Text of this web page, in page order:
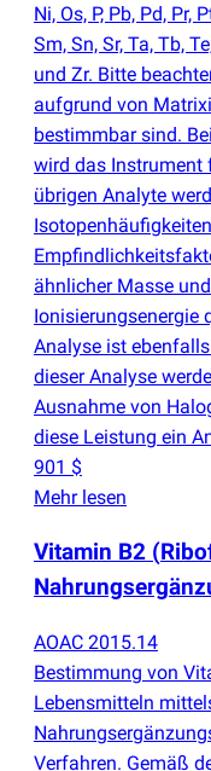
Ni, Os, P, Pb, Pd, Pr,
Sm, Sn, Sr, Ta, Tb,
und Zr. Bitte
aufgrund von
bestimmbar sind.
wird das Instrument
übrigen Analyte
ähnlicher Masse
Ionisierungsenergie
Analyse ist
dieser Analyse
Ausnahme von
diese Leistung ein
901 $
Mehr lesen
Vitamin B2 (
AOAC 2015.14
Bestimmung von
Lebensmitteln
Verfahren. Gemäß